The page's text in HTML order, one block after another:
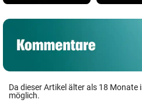
Da dieser Artikel älter als 18
möglich.